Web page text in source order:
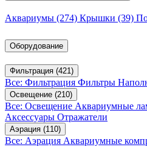
Аквариумы (274) Крышки (39)
Оборудование
Фильтрация (421)
Все: Фильтрация Фильтры
Освещение (210)
Все: Освещение Аквариумные
Аксессуары Отражатели
Аэрация (110)
Все: Аэрация Аквариумные